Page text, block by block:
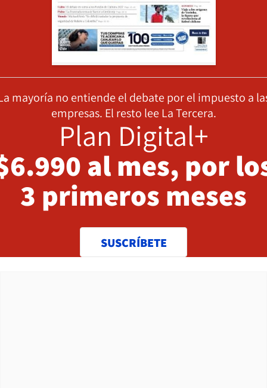
mayoría no entiende el debate por el impuesto a
empresas. El resto lee La Tercera.
Plan Digital+
al mes, por
3 primeros meses
SUSCRÍBETE